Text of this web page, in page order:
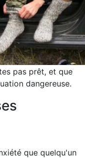
pas prêt, et que
dangereuse.
que quelqu'un